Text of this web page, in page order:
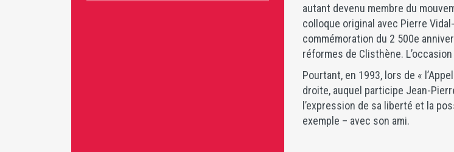
autant devenu membre du
colloque original avec Pierre
commémoration du 2 500e
réformes de Clisthène.
Pourtant, en 1993, lors de «
droite, auquel participe Jean-
l’expression de sa liberté et la
exemple – avec son ami.